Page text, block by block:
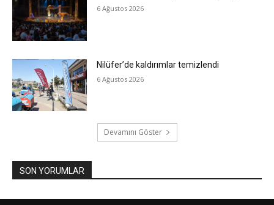
6 Ağustos 2026
Nilüfer’de kaldırımlar temizlendi
6 Ağustos 2026
Devamını Göster
SON YORUMLAR